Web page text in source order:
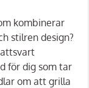
kombinerar
stilren design?
för dig som tar
om att grilla